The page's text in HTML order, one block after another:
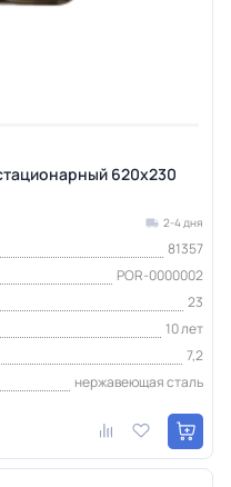
620х230
2-4 дня
81357
POR-0000002
23
10 лет
7,2
нержавеющая сталь